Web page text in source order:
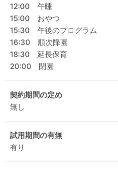
12:00 午睡
15:00 おやつ
15:30 午後のプログラム
16:30 順次降園
18:30 延長保育
20:00 閉園
契約期間の定め
無し
試用期間の有無
有り